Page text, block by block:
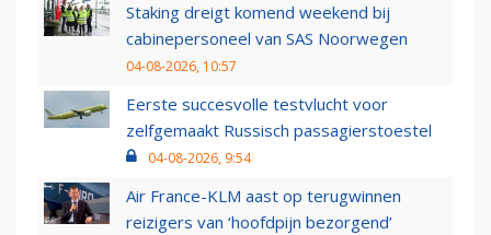
Staking dreigt komend weekend bij
cabinepersoneel van SAS Noorwegen
04-08-2026, 10:57
Eerste succesvolle testvlucht voor
zelfgemaakt Russisch passagierstoestel
04-08-2026, 9:54
Air France-KLM aast op terugwinnen
reizigers van ‘hoofdpijn bezorgend’